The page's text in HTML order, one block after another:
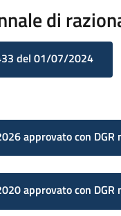
di
del 01/07/2024
approvato con
approvato con